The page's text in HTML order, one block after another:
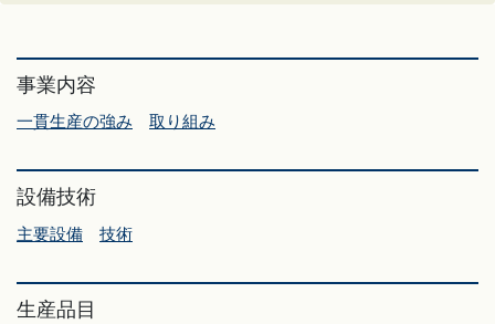
事業内容
一貫生産の強み 取り組み
設備技術
主要設備 技術
生産品目